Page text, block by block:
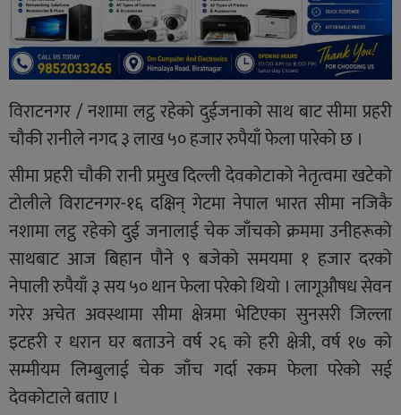
विराटनगर / नशामा लट्ठ रहेको दुईजनाको साथ बाट सीमा प्रहरी
चौकी रानीले नगद ३ लाख ५० हजार रुपैयाँ फेला पारेको छ ।
सीमा प्रहरी चौकी रानी प्रमुख दिल्ली देवकोटाको नेतृत्वमा खटेको
टोलीले विराटनगर-१६ दक्षिन् गेटमा नेपाल भारत सीमा नजिकै
नशामा लट्ठ रहेको दुई जनालाई चेक जाँचको क्रममा उनीहरूको
साथबाट आज बिहान पौने ९ बजेको समयमा १ हजार दरको
नेपाली रुपैयाँ ३ सय ५० थान फेला परेको थियो । लागूऔषध सेवन
गरेर अचेत अवस्थामा सीमा क्षेत्रमा भेटिएका सुनसरी जिल्ला
इटहरी र धरान घर बताउने वर्ष २६ को हरी क्षेत्री, वर्ष १७ को
सम्मीयम लिम्बुलाई चेक जाँच गर्दा रकम फेला परेको सई
देवकोटाले बताए ।